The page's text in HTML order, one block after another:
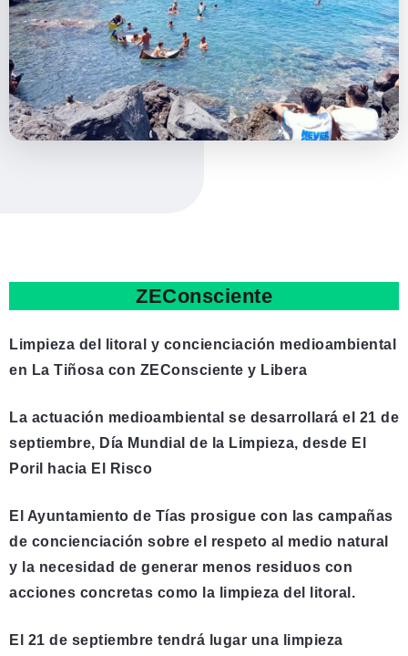
ZEConsciente
Limpieza del litoral y concienciación medioambiental
en La Tiñosa con ZEConsciente y Libera
La actuación medioambiental se desarrollará el 21 de
septiembre, Día Mundial de la Limpieza, desde El
Poril hacia El Risco
El Ayuntamiento de Tías prosigue con las campañas
de concienciación sobre el respeto al medio natural
y la necesidad de generar menos residuos con
acciones concretas como la limpieza del litoral.
El 21 de septiembre tendrá lugar una limpieza